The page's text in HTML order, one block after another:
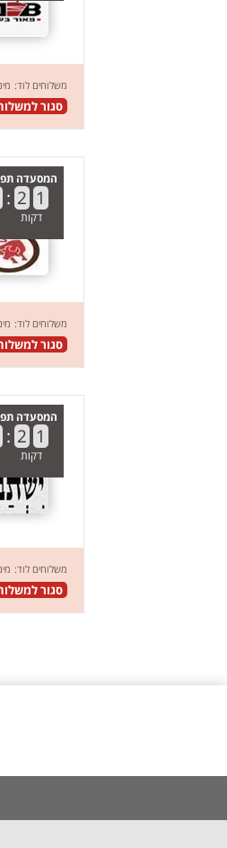
משלוחים לוד:
סגור
המסעדה
: 2 1
דקות
משלוחים לוד:
סגור
המסעדה
: 2 1
דקות
משלוחים לוד:
סגור